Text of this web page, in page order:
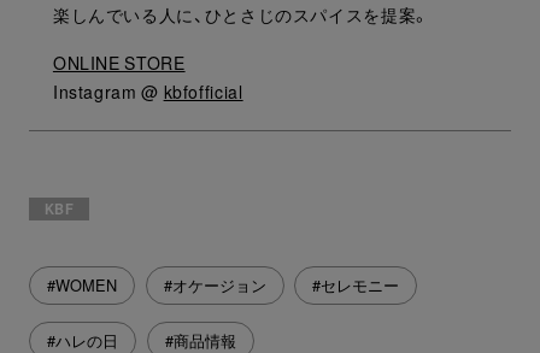
楽しんでいる人に、ひとさじのスパイスを提案。
ONLINE STORE
Instagram @ kbfofficial
KBF
#WOMEN #オケージョン #セレモニー
#ハレの日 #商品情報